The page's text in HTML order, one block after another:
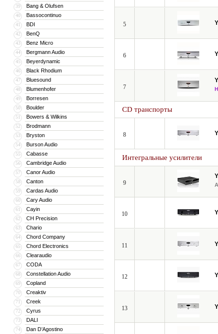
39 Bang & Olufsen
40 Bassocontinuo
41 BDI
42 BenQ
43 Benz Micro
44 Bergmann Audio
45 Beyerdynamic
46 Black Rhodium
47 Bluesound
48 Blumenhofer
49 Borresen
50 Boulder
51 Bowers & Wilkins
52 Brodmann
53 Bryston
54 Burson Audio
55 Cabasse
56 Cambridge Audio
57 Canor Audio
58 Canton
59 Cardas Audio
60 Cary Audio
61 Cayin
62 CH Precision
63 Chario
64 Chord Company
65 Chord Electronics
66 Clearaudio
67 CODA
68 Constellation Audio
69 Copland
70 Creaktiv
71 Creek
72 Cyrus
73 DALI
74 Dan D’Agostino
5
6
7
CD транспорты
8
Интегральные усилители
9
10
11
12
13